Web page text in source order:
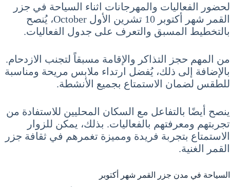
لحضور الفعاليات والمهرجانات اثناء السياحة في جزر
القمر شهر أكتوبر 10 تشرين الأول October، يُنصح
بالتخطيط المسبق والتعرف على جدول الفعاليات.
من المهم حجز التذاكر والإقامة مسبقاً لتجنب الازدحام.
بالإضافة إلى ذلك، يُفضل ارتداء ملابس مريحة ومناسبة
للطقس لضمان الاستمتاع بجميع الأنشطة.
ينصح أيضًا بالتفاعل مع السكان المحليين للاستفادة من
تجربتهم ومعرفتهم بالفعاليات. بذلك، يمكن للزوار
الاستمتاع بتجربة فريدة ومميزة تغمرهم في ثقافة جزر
القمر الغنية.
السياحة في مدن جزر القمر شهر أكتوبر